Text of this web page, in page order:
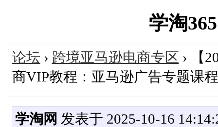
学淘
论坛 › 跨境亚马逊电商专区 › 【
商VIP教程：亚马逊广告专题课程
学淘网 发表于 2025-10-16